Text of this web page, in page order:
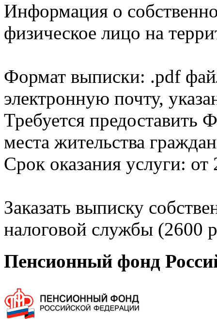
Информация о
физическое лицо на
Формат выписки: .pdf
электронную почту,
Требуется
места жительства
Срок оказания услуги: от
Заказать выписку
налоговой службы (2600
Пенсионный фонд